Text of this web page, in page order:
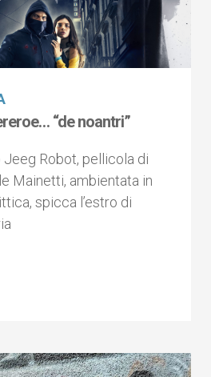
“de noantri”
Jeeg Robot, pellicola di
Mainetti, ambientata in
spicca l’estro di